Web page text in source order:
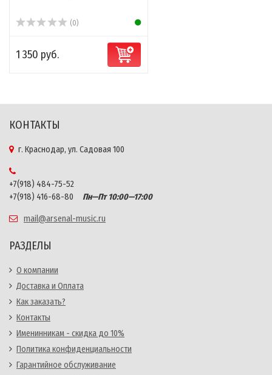
(0)
1 350 руб.
КОНТАКТЫ
г. Краснодар, ул. Садовая 100
+7(918) 484-75-52
+7(918) 416-68-80
Пн—Пт 10:00—17:00
mail@arsenal-music.ru
РАЗДЕЛЫ
О компании
Доставка и Оплата
Как заказать?
Контакты
Именинникам - скидка до 10%
Политика конфиденциальности
Гарантийное обслуживание